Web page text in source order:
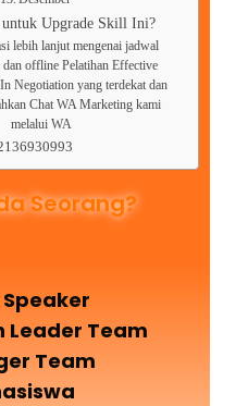
untuk Upgrade Skill Ini?
lebih lanjut mengenai jadwal
offline Pelatihan Effective
Negotiation yang terdekat dan
Chat WA Marketing kami
melalui WA
Seorang?
Speaker
Leader Team
Team